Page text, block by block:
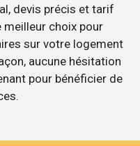
devis précis et tarif
choix pour
sur votre logement
aucune hésitation
pour bénéficier de